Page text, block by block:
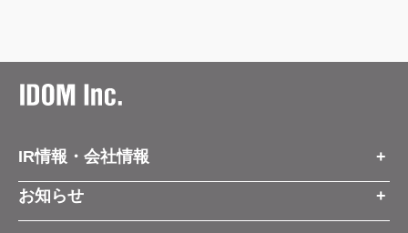
IR情報・会社情報
IR情報トップ
会社情報
お知らせ